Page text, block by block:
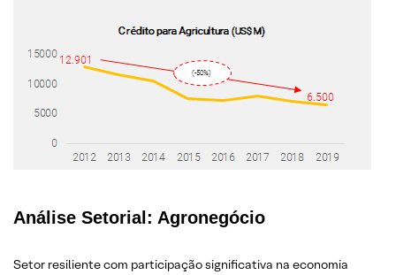
Análise Setorial: Agronegócio
Setor resiliente com participação significativa na economia